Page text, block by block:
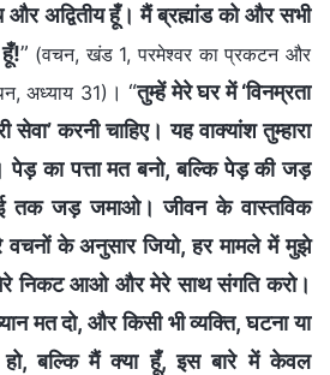
और अद्वितीय हूँ। मैं ब्रह्मांड को और सभी
” (वचन, खंड 1, परमेश्वर का प्रकटन और
अध्याय 31) । “तुम्हें मेरे घर में ‘विनम्रता
करनी चाहिए। यह वाक्यांश तुम्हारा
पेड़ का पत्ता मत बनो, बल्कि पेड़ की जड़
तक जड़ जमाओ। जीवन के वास्तविक
के अनुसार जियो, हर मामले में मुझे
निकट आओ और मेरे साथ संगति करो।
मत दो, और किसी भी व्यक्ति, घटना या
बल्कि मैं क्या हूँ, इस बारे में केवल